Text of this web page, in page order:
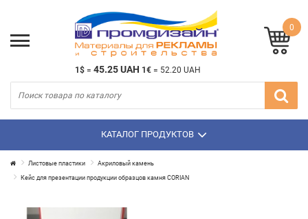
1$ = 45.25 UAH 1€ = 52.20 UAH
0
КАТАЛОГ ПРОДУКТОВ
Листовые пластики Акриловый камень
Кейс для презентации продукции образцов камня CORIAN